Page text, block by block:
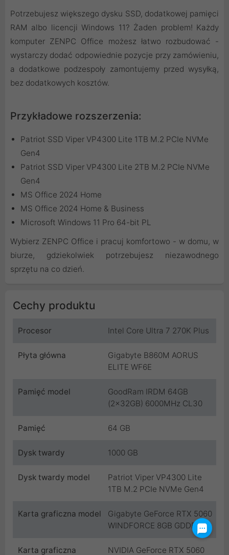
Potrzebujesz większego dysku SSD, dodatkowej pamięci
RAM albo licencji Windows 11? Żaden problem! Każdy
komputer ZENPC Office możesz łatwo rozbudować -
wystarczy dodać odpowiednie pozycje przy zamówieniu,
a dodatkowe podzespoły zamontujemy przed wysyłką,
bez dodatkowych kosztów.
Przykładowe rozszerzenia:
Patriot SSD Viper VP4300 Lite 1TB M.2 PCIe NVMe
Gen4
Patriot SSD Viper VP4300 Lite 2TB M.2 PCIe NVMe
Gen4
MS Office 2024 Home
MS Office 2024 Home & Business
Microsoft Windows 11 Pro 64-bit PL
Wybierz ZENPC Office i pracuj komfortowo - w domu, w
biurze, gdziekolwiek potrzebujesz niezawodnego
sprzętu na co dzień.
Cechy produktu
Procesor Intel Core Ultra 7 270K Plus
Płyta główna
Gigabyte B860M AORUS
ELITE WF6E
Pamięć model
GoodRam IRDM 64GB
(2x32GB) 6000MHz CL30
Pamięć 64 GB
Dysk twardy 1000 GB
Dysk twardy model
Patriot Viper VP4300 Lite
1TB M.2 PCIe NVMe Gen4
Karta graficzna model
Gigabyte GeForce RTX 5060
WINDFORCE 8GB GDDR7
Karta graficzna NVIDIA GeForce RTX 5060